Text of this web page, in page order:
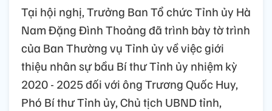
Tại hội nghị, Trưởng Ban Tổ chức Tỉnh ủy Hà
Nam Đặng Đình Thoảng đã trình bày tờ trình
của Ban Thường vụ Tỉnh ủy về việc giới
thiệu nhân sự bầu Bí thư Tỉnh ủy nhiệm kỳ
2020 - 2025 đối với ông Trương Quốc Huy,
Phó Bí thư Tỉnh ủy, Chủ tịch UBND tỉnh,